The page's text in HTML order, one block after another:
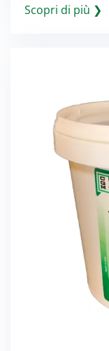
Scopri di più ❯